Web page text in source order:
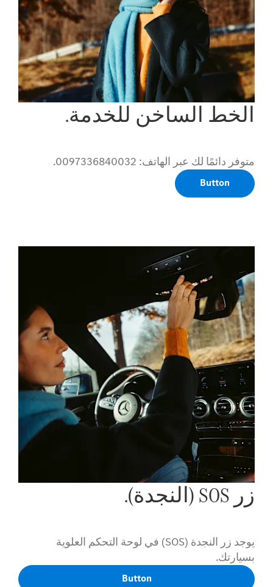
الخط الساخن للخدمة.
متوفر دائمًا لك عبر الهاتف: 0097336840032.
Button
زر SOS (النجدة).
يوجد زر النجدة (SOS) في لوحة التحكم العلوية
بسيارتك.
Button